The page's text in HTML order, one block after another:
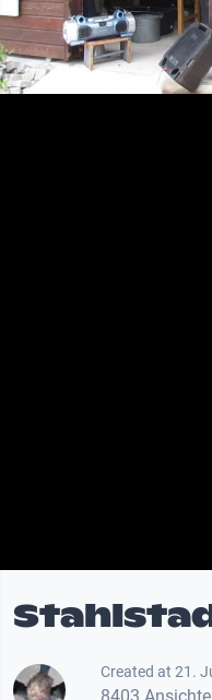
Created at 21.